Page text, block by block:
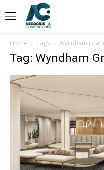
Home Tags Wyndham
Tag: Wyndham